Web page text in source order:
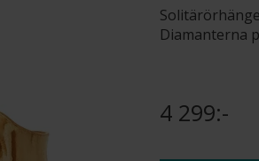
Diamanterna
4 299:-